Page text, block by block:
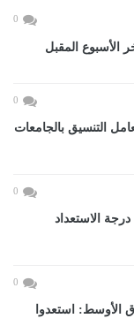
0
الأسبوع المقبل
0
2026.. خدمات معامل التنسيق بالجامعات
0
الاستعداد
0
الأوسط: استعدوا